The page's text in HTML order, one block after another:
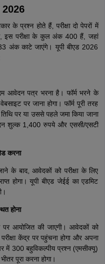
2026
के प्रश्न होते हैं, परीक्षा दो पेपरों में
इस परीक्षा के कुल अंक 400 हैं, जहां
अंक काटे जाएंगे। यूपी बीएड 2026
आवेदन पत्र भरना है। फॉर्म भरने के
पर जाना होगा। फॉर्म पूरी तरह
पर या उससे पहले जमा किया जाना
शुल्क 1,400 रुपये और एससी/एसटी
करना
के बाद, आवेदकों को परीक्षा के लिए
होगा। यूपी बीएड जेईई का एडमिट
होना
पर आयोजित की जाएगी। आवेदकों को
केंद्र पर पहुंचना होगा और अपना
में 300 बहुविकल्पीय प्रश्न (एमसीक्यू)
पूरा करना होगा।